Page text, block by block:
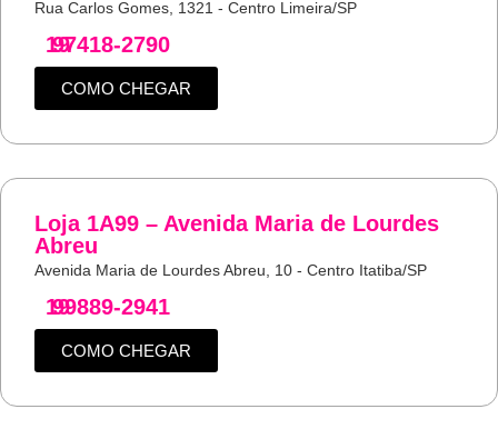
Rua Carlos Gomes, 1321 - Centro Limeira/SP
19
97418-2790
COMO CHEGAR
Loja 1A99 – Avenida Maria de Lourdes
Abreu
Avenida Maria de Lourdes Abreu, 10 - Centro Itatiba/SP
19
99889-2941
COMO CHEGAR